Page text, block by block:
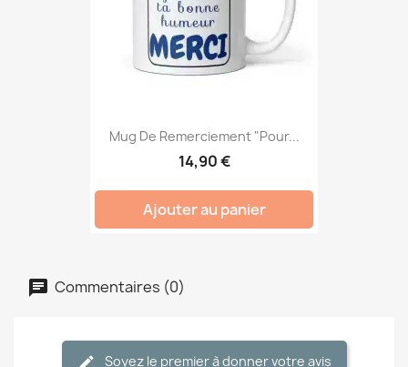
Mug De Remerciement "Pour...
14,90 €
Ajouter au panier
Commentaires (0)
Soyez le premier à donner votre avis